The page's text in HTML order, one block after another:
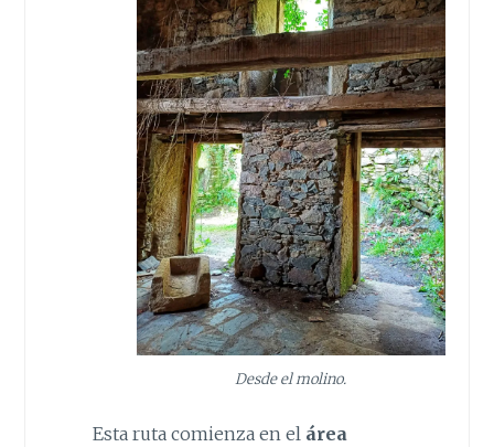
Desde el molino.
Esta ruta comienza en el área